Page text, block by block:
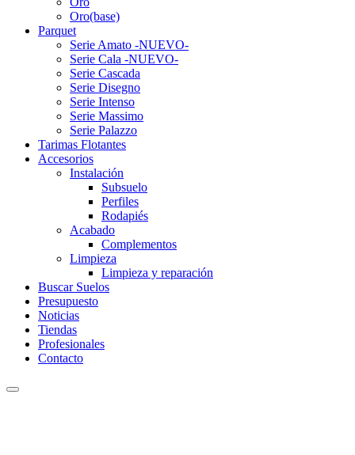
Oro(base)
Parquet
Serie Amato -NUEVO-
Serie Cala -NUEVO-
Serie Cascada
Serie Disegno
Serie Intenso
Serie Massimo
Serie Palazzo
Tarimas Flotantes
Accesorios
Instalación
Subsuelo
Perfiles
Rodapiés
Acabado
Complementos
Limpieza
Limpieza y reparación
Buscar Suelos
Presupuesto
Noticias
Tiendas
Profesionales
Contacto